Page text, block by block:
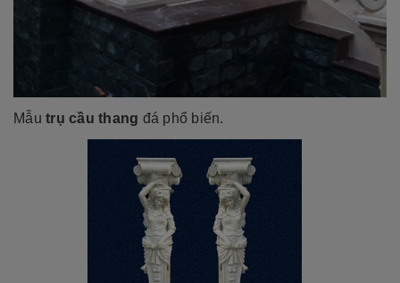
Mẫu trụ cầu thang đá phổ biến.